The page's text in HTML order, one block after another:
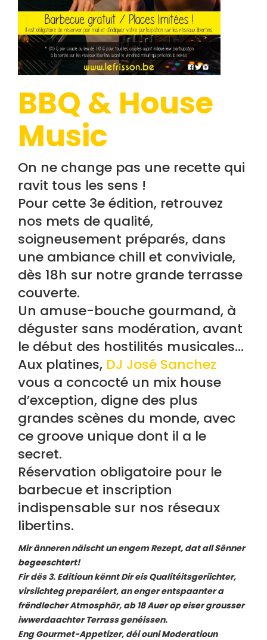
BBQ & House
Music
On ne change pas une recette qui
ravit tous les sens !
Pour cette 3e édition, retrouvez
nos mets de qualité,
soigneusement préparés, dans
une ambiance chill et conviviale,
dès 18h sur notre grande terrasse
couverte.
Un amuse-bouche gourmand, à
déguster sans modération, avant
le début des hostilités musicales…
Aux platines, DJ José Sanchez
vous a concocté un mix house
d’exception, digne des plus
grandes scènes du monde, avec
ce groove unique dont il a le
secret.
Réservation obligatoire pour le
barbecue et inscription
indispensable sur nos réseaux
libertins.
Mir änneren näischt un engem Rezept, dat all Sënner
begeeschtert!
Fir dës 3. Editioun kënnt Dir eis Qualitéitsgeriichter,
virsiichteg preparéiert, an enger entspaanter a
frëndlecher Atmosphär, ab 18 Auer op eiser grousser
iwwerdaachter Terrass genéissen.
Eng Gourmet-Appetizer, déi ouni Moderatioun